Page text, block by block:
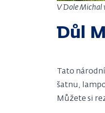
V Dole Michal
Důl
Tato
šatnu,
Můžete si